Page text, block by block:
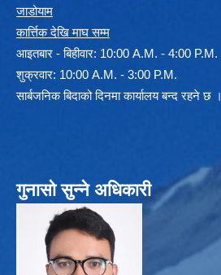
जाडोयाम
कार्त्तिक देखि माघ सम्म
आइतबार - बिहीवार: 10:00 A.M. - 4:00 P.M.
शुक्रवार: 10:00 A.M. - 3:00 P.M.
सार्बजनिक बिदाको दिनमा कार्यालय बन्द रहने छ ।
गुनासो सुन्ने अधिकारी